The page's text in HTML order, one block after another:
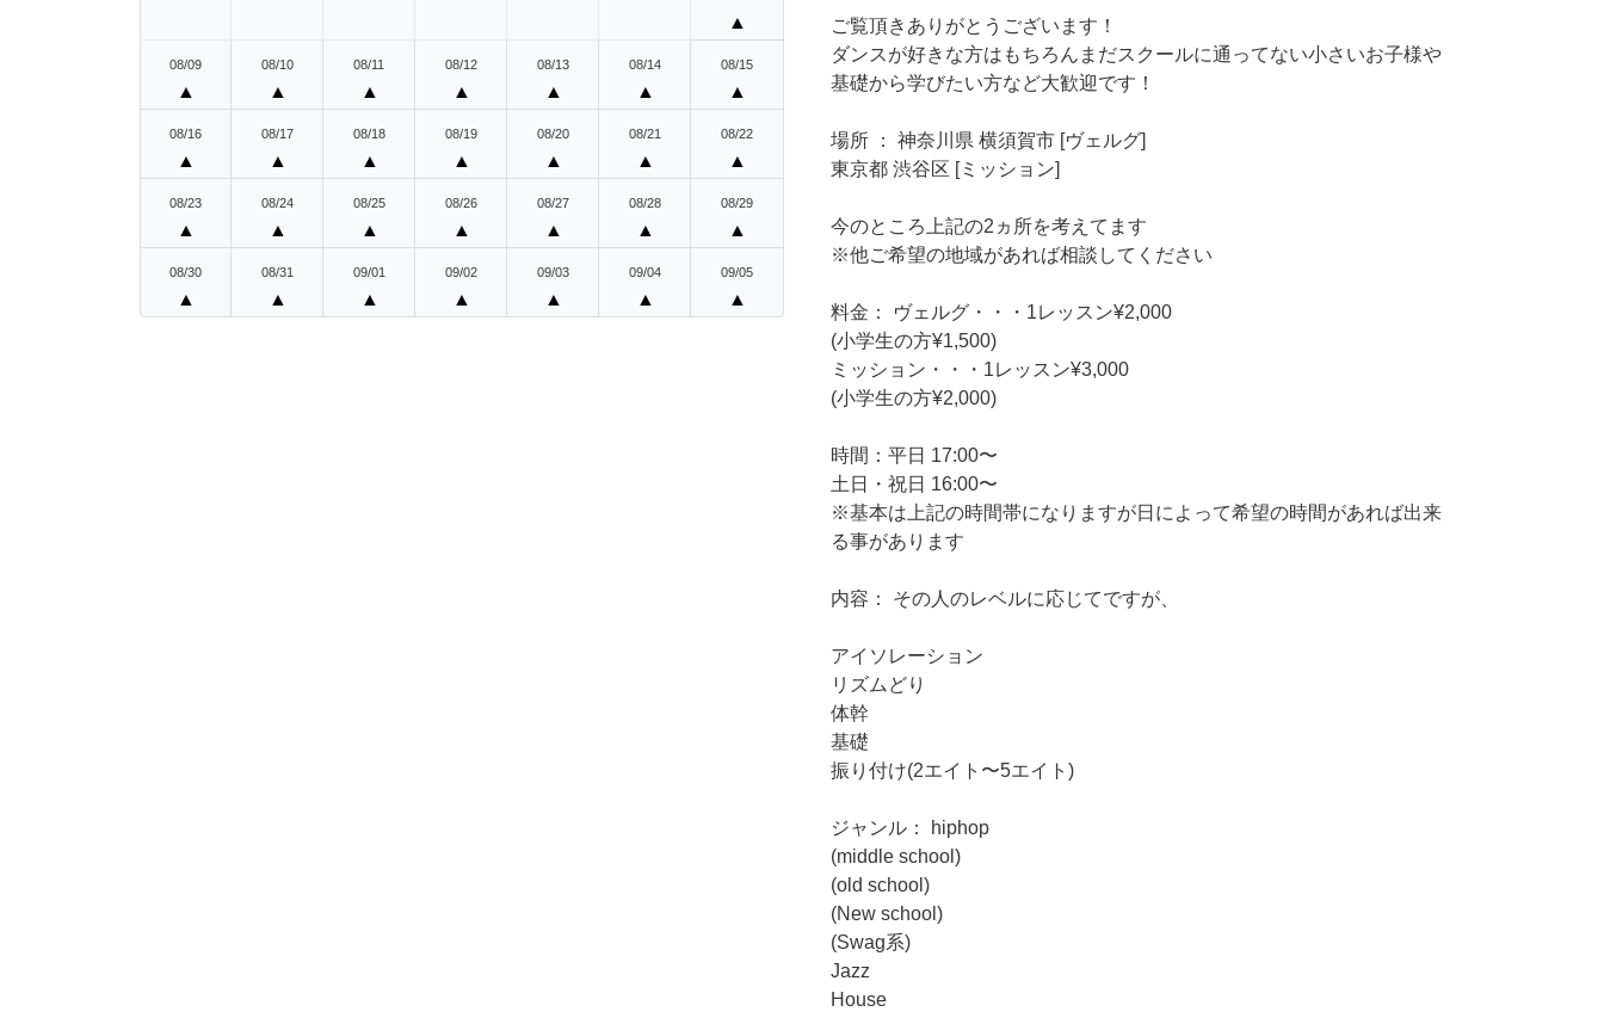
▲
08/09
▲
08/10
▲
08/11
▲
08/12
▲
08/13
▲
08/14
▲
08/15
▲
08/16
▲
08/17
▲
08/18
▲
08/19
▲
08/20
▲
08/21
▲
08/22
▲
08/23
▲
08/24
▲
08/25
▲
08/26
▲
08/27
▲
08/28
▲
08/29
▲
08/30
▲
08/31
▲
09/01
▲
09/02
▲
09/03
▲
09/04
▲
09/05
▲
ご覧頂きありがとうございます！
ダンスが好きな方はもちろんまだスクールに通ってない小さいお子様や
基礎から学びたい方など大歓迎です！
場所 ： 神奈川県 横須賀市 [ヴェルグ]
東京都 渋谷区 [ミッション]
今のところ上記の2ヵ所を考えてます
※他ご希望の地域があれば相談してください
料金： ヴェルグ・・・1レッスン¥2,000
(小学生の方¥1,500)
ミッション・・・1レッスン¥3,000
(小学生の方¥2,000)
時間：平日 17:00〜
土日・祝日 16:00〜
※基本は上記の時間帯になりますが日によって希望の時間があれば出来
る事があります
内容： その人のレベルに応じてですが、
アイソレーション
リズムどり
体幹
基礎
振り付け(2エイト〜5エイト)
ジャンル： hiphop
(middle school)
(old school)
(New school)
(Swag系)
Jazz
House